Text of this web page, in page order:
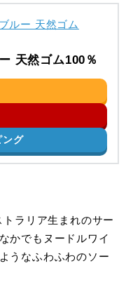
天然ゴム100％
ング
ラリア生まれのサー
かでもヌードルワイ
うなふわふわのソー